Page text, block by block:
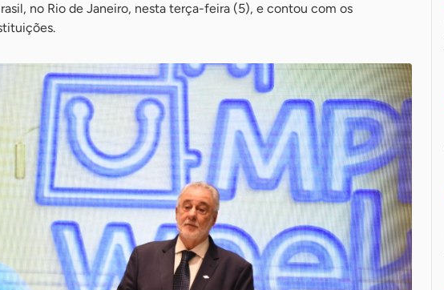
no Rio de Janeiro, nesta terça-feira (5), e contou com os